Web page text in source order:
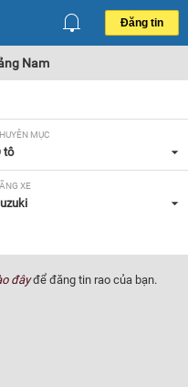
Đăng tin
Nam
MỤC
tô
XE
SẢN XUẤT
cả
XỨ
đâyđể đăng tin rao của bạn.